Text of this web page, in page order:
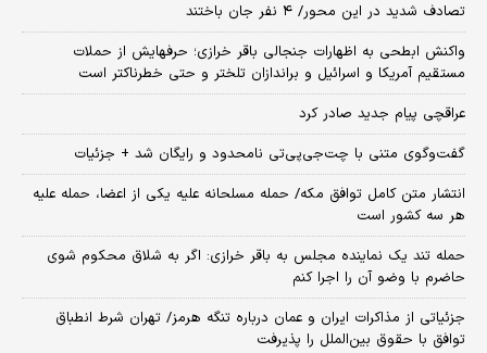
تصادف شدید در این محور/ ۴ نفر جان باختند
واکنش ابطحی به اظهارات جنجالی باقر خرازی؛ حرفهایش از حملات
مستقیم آمریکا و اسرائیل و براندازان تلختر و حتی خطرناکتر است
عراقچی پیام جدید صادر کرد
گفت‌وگوی متنی با چت‌جی‌پی‌تی نامحدود و رایگان شد + جزئیات
انتشار متن کامل توافق مکه/ حمله مسلحانه علیه یکی از اعضا، حمله علیه
هر سه کشور است
حمله تند یک نماینده مجلس به باقر خرازی: اگر به شلاق محکوم شوی
حاضرم با وضو آن را اجرا کنم
جزئیاتی از مذاکرات ایران و عمان درباره تنگه هرمز/ تهران شرط انطباق
توافق با حقوق بین‌الملل را پذیرفت